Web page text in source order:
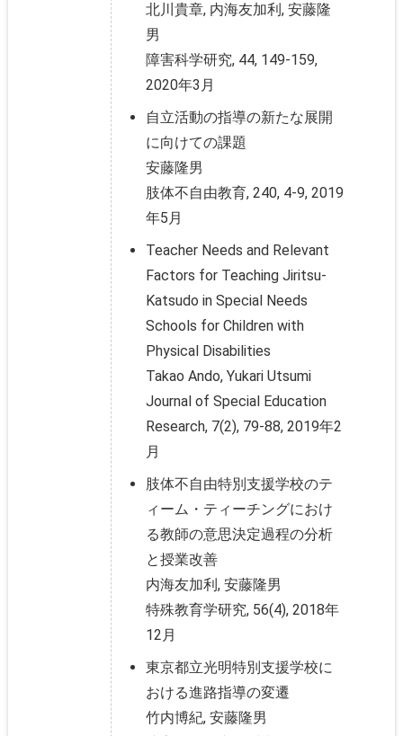
北川貴章, 内海友加利, 安藤隆
男
障害科学研究, 44, 149-159,
2020年3月
自立活動の指導の新たな展開
に向けての課題
安藤隆男
肢体不自由教育, 240, 4-9, 2019
年5月
Teacher Needs and Relevant
Factors for Teaching Jiritsu-
Katsudo in Special Needs
Schools for Children with
Physical Disabilities
Takao Ando, Yukari Utsumi
Journal of Special Education
Research, 7(2), 79-88, 2019年2
月
肢体不自由特別支援学校のテ
ィーム・ティーチングにおけ
る教師の意思決定過程の分析
と授業改善
内海友加利, 安藤隆男
特殊教育学研究, 56(4), 2018年
12月
東京都立光明特別支援学校に
おける進路指導の変遷
竹内博紀, 安藤隆男